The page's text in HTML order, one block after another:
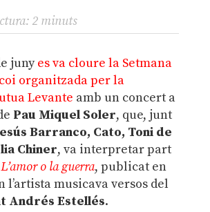
2 minuts
junyes va cloure la Setmana
organitzada per la
Levante amb un concert a
Pau Miquel Soler, que, junt
Barranco, Cato, Toni de
Chiner, va interpretar part
L’amor o la guerra, publicat en
l’artista musicava versos del
Andrés Estellés.